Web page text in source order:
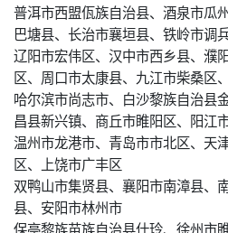
普洱市西盟佤族自治县、酒泉市瓜
巴塘县、长治市襄垣县、铁岭市调
辽阳市宏伟区、汉中市西乡县、濮
区、周口市太康县、九江市柴桑区
哈尔滨市尚志市、白沙黎族自治县
昌县新兴镇、商丘市睢阳区、阳江
温州市龙港市、青岛市市北区、天
区、上饶市广丰区
双鸭山市集贤县、襄阳市南漳县、
县、安阳市林州市
保亭黎族苗族自治县什玲、徐州市